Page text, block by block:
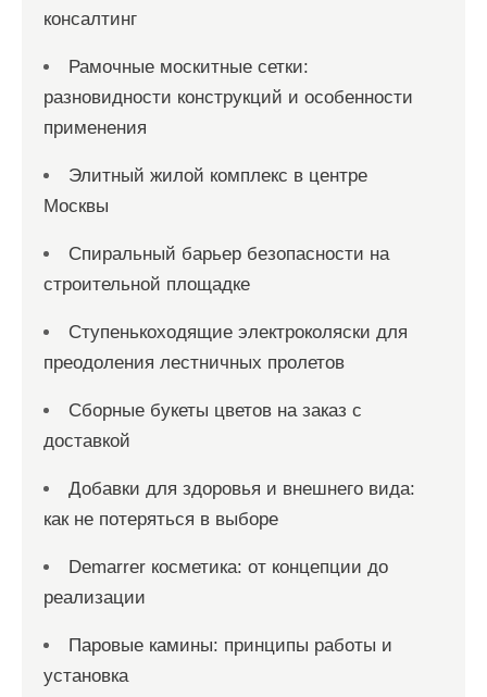
консалтинг
Рамочные москитные сетки:
разновидности конструкций и особенности
применения
Элитный жилой комплекс в центре
Москвы
Спиральный барьер безопасности на
строительной площадке
Ступенькоходящие электроколяски для
преодоления лестничных пролетов
Сборные букеты цветов на заказ с
доставкой
Добавки для здоровья и внешнего вида:
как не потеряться в выборе
Demarrer косметика: от концепции до
реализации
Паровые камины: принципы работы и
установка